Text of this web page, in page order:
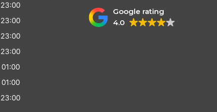
Google rating
4.0